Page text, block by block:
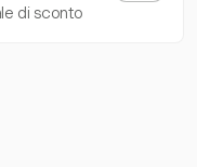
di sconto